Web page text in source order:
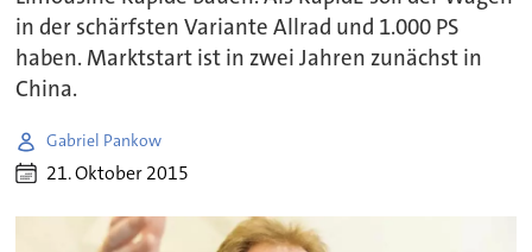
in der schärfsten Variante Allrad und 1.000 PS
haben. Marktstart ist in zwei Jahren zunächst in
China.
Gabriel Pankow
21. Oktober 2015